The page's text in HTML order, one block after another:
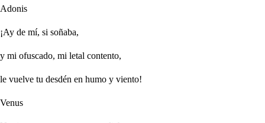
Adonis
¡Ay de mí, si soñaba,
y mi ofuscado, mi letal contento,
le vuelve tu desdén en humo y viento!
Venus